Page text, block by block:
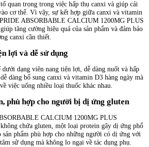
quan trọng trong việc hấp thụ canxi và giúp cải
cơ thể. Vì vậy, sự kết hợp giữa canxi và vitamin
ABSORBABLE CALCIUM 1200MG PLUS
tăng cường hiệu quả của sản phẩm và đảm bảo
canxi cần thiết.
lợi và dễ sử dụng
dưới dạng viên nang tiện lợi, dễ dàng nuốt và hấp
dàng bổ sung canxi và vitamin D3 hàng ngày mà
việc uống nhiều loại thuốc khác nhau.
phù hợp cho người bị dị ứng gluten
CALCIUM 1200MG PLUS
chứa gluten, một loại protein gây dị ứng phổ
sản phẩm phù hợp cho những người có dị ứng với
sử dụng mà không lo ngại về tác dụng phụ.